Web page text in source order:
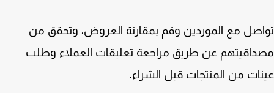
مع الموردين وقم بمقارنة العروض، وتحقق من
عن طريق مراجعة تعليقات العملاء وطلب
من المنتجات قبل الشراء.